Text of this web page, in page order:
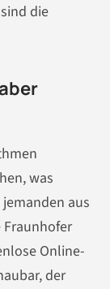
die
was
aus
Fraunhofer
Online-
der